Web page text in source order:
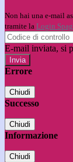
Non hai una e-mail
tramite la Login
E-mail inviata, si
Errore
Chiudi
Successo
Chiudi
Informazione
Chiudi